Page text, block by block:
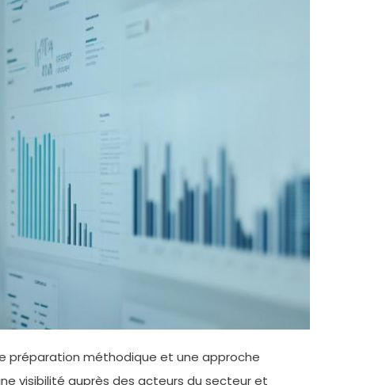
préparation méthodique et une approche
visibilité auprès des acteurs du secteur et